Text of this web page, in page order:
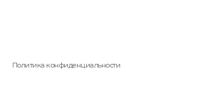
Политика конфиденциальности